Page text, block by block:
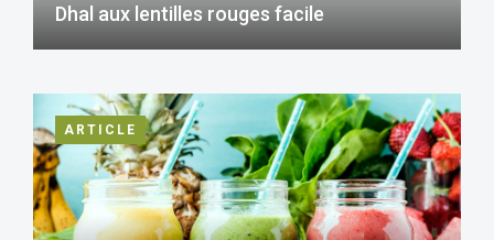
Dhal aux lentilles rouges facile
ARTICLE